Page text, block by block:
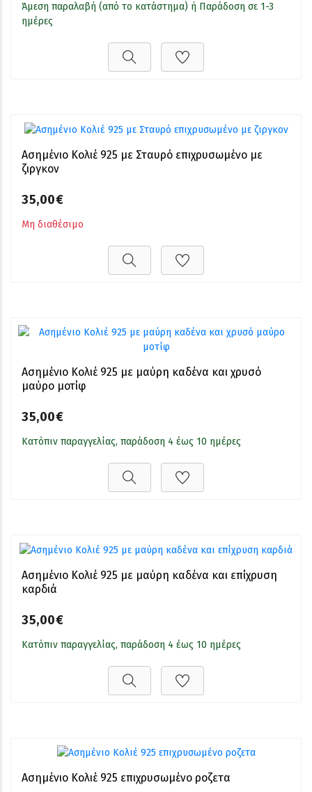
Άμεση παραλαβή (από το κατάστημα) ή Παράδοση σε 1-3
ημέρες
Ασημένιο Κολιέ 925 με Σταυρό επιχρυσωμένο με
ζιργκον
35,00€
Μη διαθέσιμο
Ασημένιο Κολιέ 925 με μαύρη καδένα και χρυσό
μαύρο μοτίφ
35,00€
Κατόπιν παραγγελίας, παράδοση 4 έως 10 ημέρες
Ασημένιο Κολιέ 925 με μαύρη καδένα και επίχρυση
καρδιά
35,00€
Κατόπιν παραγγελίας, παράδοση 4 έως 10 ημέρες
Ασημένιο Κολιέ 925 επιχρυσωμένο ροζετα